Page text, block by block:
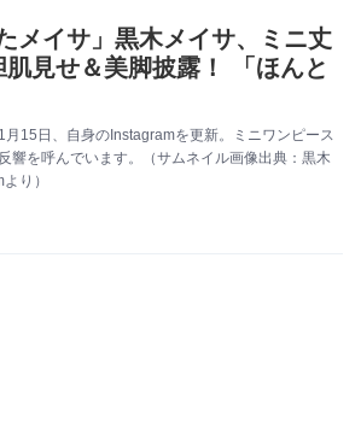
メイサ」黒木メイサ、ミニ丈
見せ＆美脚披露！ 「ほんと
15日、自身のInstagramを更新。ミニワンピース
響を呼んでいます。（サムネイル画像出典：黒木
り）